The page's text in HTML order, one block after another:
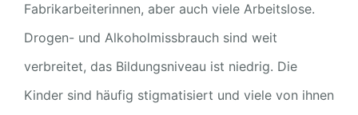
Fabrikarbeiterinnen, aber auch viele Arbeitslose.
Drogen- und Alkoholmissbrauch sind weit
verbreitet, das Bildungsniveau ist niedrig. Die
Kinder sind häufig stigmatisiert und viele von ihnen